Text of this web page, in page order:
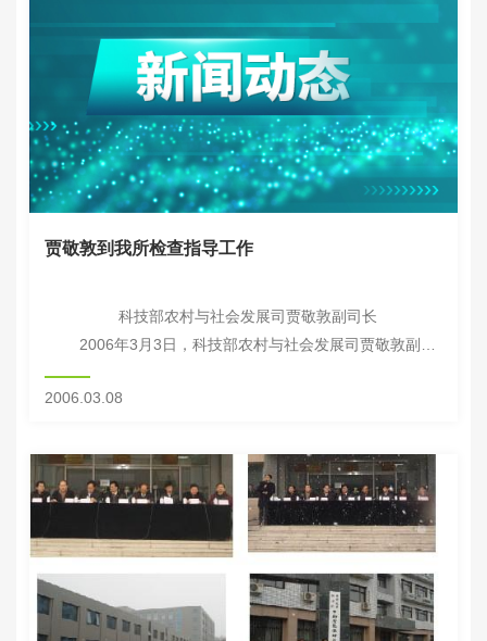
贾敬敦到我所检查指导工作
2006年3月3日，科技部农村与社会发展司贾敬敦副司
长出席了我所课题汇报暨科技成果表彰大会并发表了讲话。
他在...
2006.03.08